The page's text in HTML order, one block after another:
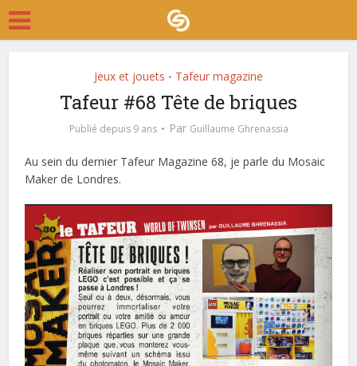
Jeux et jouets • Tafeur magazine
Tafeur #68 Tête de briques
Publié depuis 9 ans Par Guillaume Ghrenassia
Au sein du dernier Tafeur Magazine 68, je parle du Mosaic
Maker de Londres.